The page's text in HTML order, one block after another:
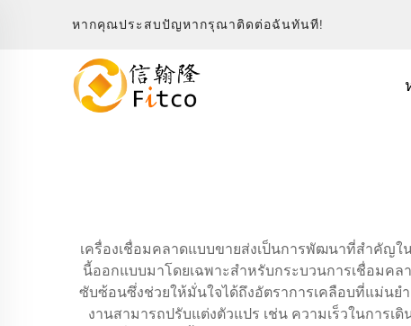
หากคุณประสบปัญหากรุณาติดต่อฉันทันที!
เครื่องเชื่อมคลาดแบบขายส่งเป็นการพัฒนาที่สำคัญ
นี้ออกแบบมาโดยเฉพาะสำหรับกระบวนการเชื่อมค
ซับซ้อนซึ่งช่วยให้มั่นใจได้ถึงอัตราการเคลือบที่แม่นย
งานสามารถปรับแต่งตัวแปร เช่น ความเร็วในการเ